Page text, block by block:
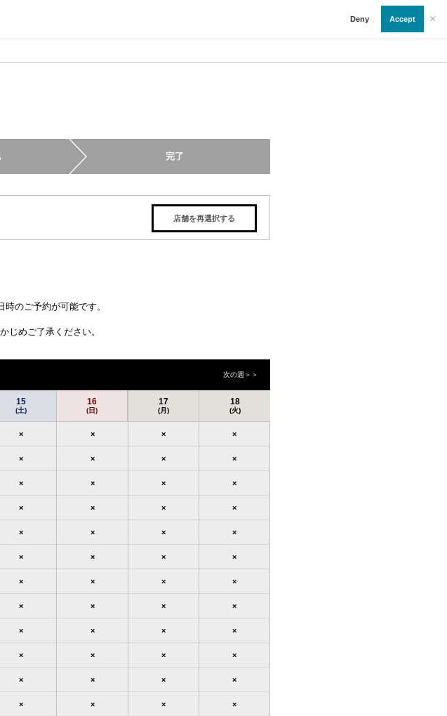
完了
店舗を再選択する
のご予約が可能です。
じめご了承ください。
次の週＞＞
15
(土)
16
(日)
17
(月)
18
(火)
× × × ×
× × × ×
× × × ×
× × × ×
× × × ×
× × × ×
× × × ×
× × × ×
× × × ×
× × × ×
× × × ×
× × × ×
Deny Accept ×